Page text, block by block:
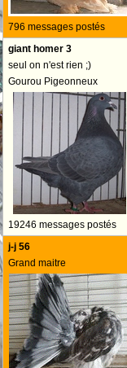
796 messages postés
giant homer 3
seul on n'est rien ;)
Gourou Pigeonneux
19246 messages postés
j-j 56
Grand maitre